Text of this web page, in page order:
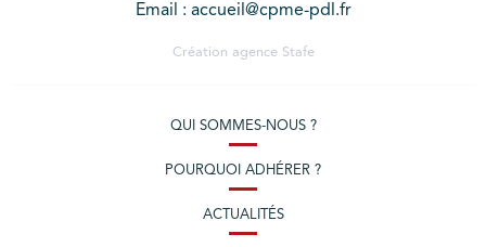
Email : accueil@cpme-pdl.fr
Création agence Stafe
QUI SOMMES-NOUS ?
POURQUOI ADHÉRER ?
ACTUALITÉS